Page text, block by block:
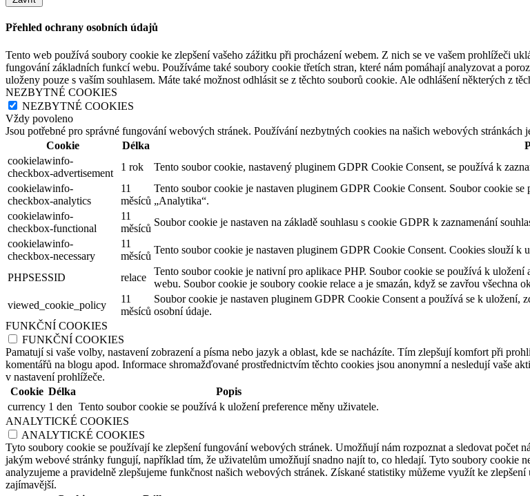
Přehled ochrany osobních údajů
Tento web používá soubory cookie ke zlepšení vašeho zážitku při procházení webem. Z nich se ve vašem prohlížeči
fungování základních funkcí webu. Používáme také soubory cookie třetích stran, které nám pomáhají analyzovat a
uloženy pouze s vaším souhlasem. Máte také možnost odhlásit se z těchto souborů cookie. Ale odhlášení některých z
NEZBYTNÉ COOKIES
NEZBYTNÉ COOKIES
Vždy povoleno
Jsou potřebné pro správné fungování webových stránek. Používání nezbytných cookies na našich webových
Cookie
Délka
cookielawinfo-
checkbox-advertisement
1 rok
Tento soubor cookie, nastavený pluginem GDPR Cookie Consent, se používá k
cookielawinfo-
checkbox-analytics
11
měsíců
Tento soubor cookie je nastaven pluginem GDPR Cookie Consent. Soubor cookie
„Analytika“.
cookielawinfo-
checkbox-functional
11
měsíců
Soubor cookie je nastaven na základě souhlasu s cookie GDPR k zaznamenání
cookielawinfo-
checkbox-necessary
11
měsíců
Tento soubor cookie je nastaven pluginem GDPR Cookie Consent. Cookies slouží k
PHPSESSID relace
Tento soubor cookie je nativní pro aplikace PHP. Soubor cookie se používá k
webu. Soubor cookie je soubory cookie relace a je smazán, když se zavřou všechna
viewed_cookie_policy
11
měsíců
Soubor cookie je nastaven pluginem GDPR Cookie Consent a používá se k uložení,
osobní údaje.
FUNKČNÍ COOKIES
FUNKČNÍ COOKIES
Pamatují si vaše volby, nastavení zobrazení a písma nebo jazyk a oblast, kde se nacházíte. Tím zlepšují komfort při
komentářů na blogu apod. Informace shromažďované prostřednictvím těchto cookies jsou anonymní a nesledují vaše
v nastavení prohlížeče.
Cookie Délka
Popis
currency 1 den Tento soubor cookie se používá k uložení preference měny uživatele.
ANALYTICKÉ COOKIES
ANALYTICKÉ COOKIES
Tyto soubory cookie se používají ke zlepšení fungování webových stránek. Umožňují nám rozpoznat a sledovat počet
jakým webové stránky fungují, například tím, že uživatelům umožňují snadno najít to, co hledají. Tyto soubory cookie
analyzujeme a pravidelně zlepšujeme funkčnost našich webových stránek. Získané statistiky můžeme využít ke
zajímavější.